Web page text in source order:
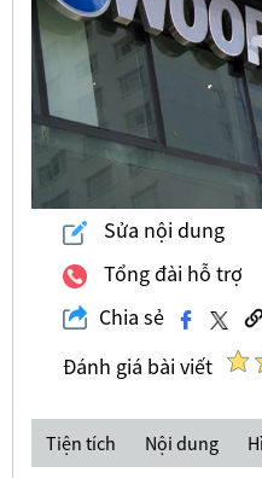
Sửa nội dung
Tổng đài hỗ trợ
Chia sẻ
Đánh giá bài viết
Tiện tích Nội dung